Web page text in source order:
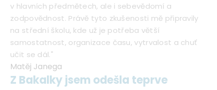
v hlavních předmětech, ale i sebevědomí a
zodpovědnost. Právě tyto zkušenosti mě připravily
na střední školu, kde už je potřeba větší
samostatnost, organizace času, vytrvalost a chuť
učit se dál."
Matěj Janega
Z Bakalky jsem odešla teprve